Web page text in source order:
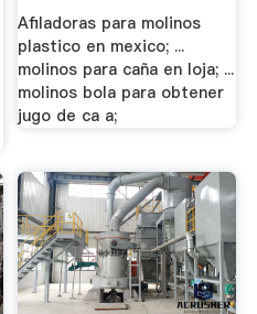
Afiladoras para molinos
plastico en mexico; ...
molinos para caña en loja; ...
molinos bola para obtener
jugo de ca a;